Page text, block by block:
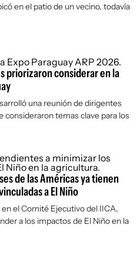
en el patio de un vecino, todavía
priorizaron considerar en la
una reunión de dirigentes
consideraron temas clave para los
de las Américas ya tienen
a El Niño
el Comité Ejecutivo del IICA,
a los impactos de El Niño en la